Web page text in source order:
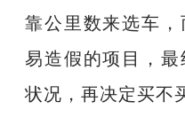
靠公里数来选车
易造假的项目，
状况，再决定买不